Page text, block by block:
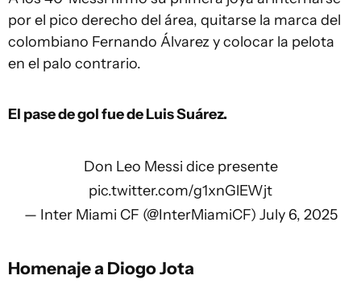
por el pico derecho del área, quitarse la marca del
colombiano Fernando Álvarez y colocar la pelota
en el palo contrario.
El pase de gol fue de Luis Suárez.
Don Leo Messi dice presente
pic.twitter.com/g1xnGlEWjt
— Inter Miami CF (@InterMiamiCF) July 6, 2025
Homenaje a Diogo Jota